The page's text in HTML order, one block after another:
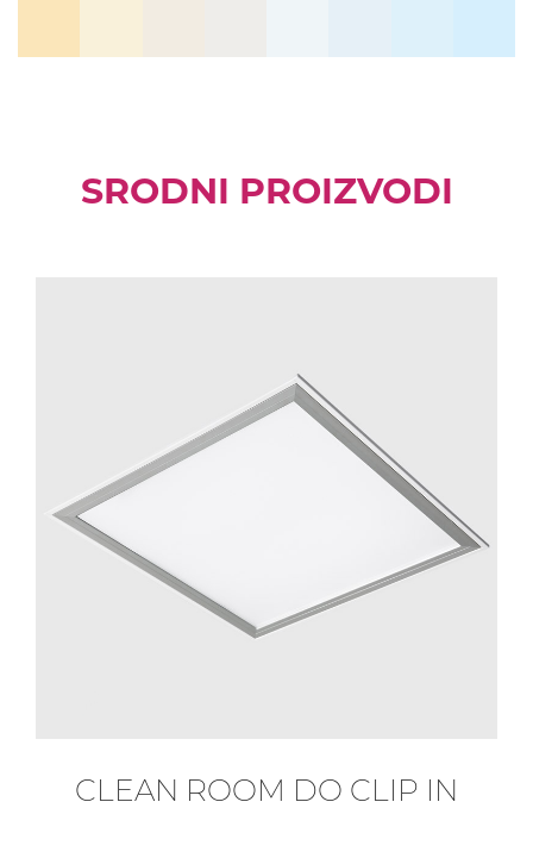
SRODNI PROIZVODI
CLEAN ROOM DO CLIP IN